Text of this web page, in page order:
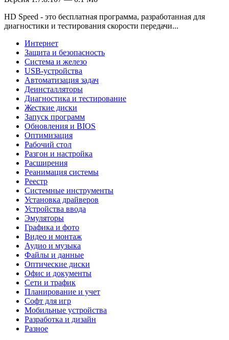
HD Speed - это бесплатная программа, разработанная для
диагностики и тестирования скорости передачи...
Интернет
Защита и безопасность
Система и железо
USB-устройства
Автоматизация задач
Деинсталляторы
Диагностика и тестирование
Жесткие диски
Запуск программ
Обновления и BIOS
Оптимизация
Рабочий стол
Разгон и настройка
Расширения
Реанимация системы
Реестр
Системные инструменты
Установка драйверов
Устройства ввода
Эмуляторы
Графика и фото
Видео и монтаж
Аудио и музыка
Файлы и данные
Оптические диски
Офис и документы
Сети и трафик
Планирование и учет
Софт для игр
Мобильные устройства
Разработка и дизайн
Разное